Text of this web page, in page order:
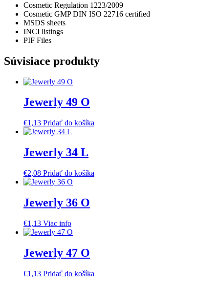
Cosmetic Regulation 1223/2009
Cosmetic GMP DIN ISO 22716 certified
MSDS sheets
INCI listings
PIF Files
Súvisiace produkty
Jewerly 49 O
€1,13 Pridať do košíka
Jewerly 34 L
€2,08 Pridať do košíka
Jewerly 36 O
€1,13 Viac info
Jewerly 47 O
€1,13 Pridať do košíka